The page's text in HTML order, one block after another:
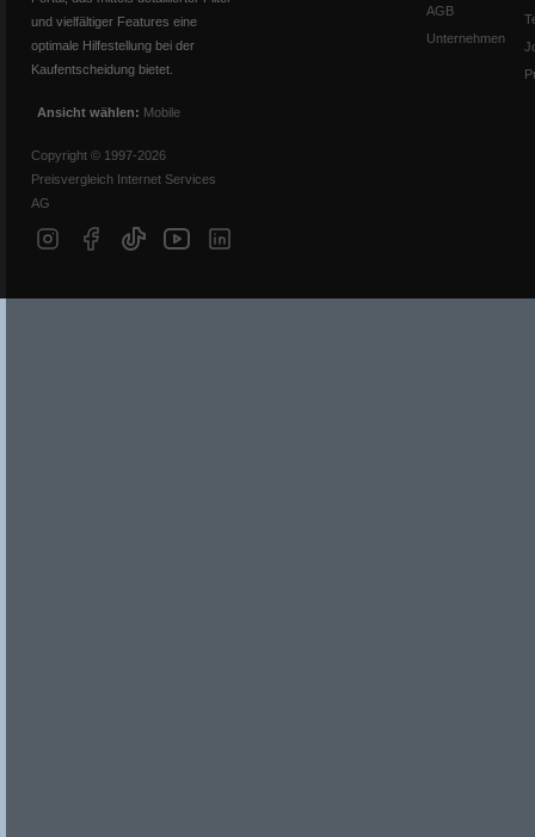
und vielfältiger Features eine
optimale Hilfestellung bei der
Kaufentscheidung bietet.
Ansicht wählen: Mobile
Copyright © 1997-2026
Preisvergleich Internet Services
AG
AGB
Unternehmen